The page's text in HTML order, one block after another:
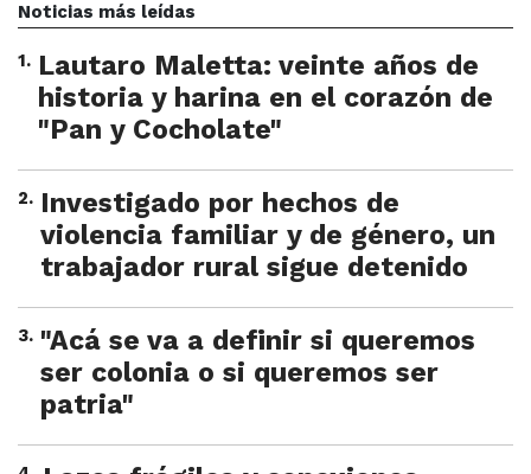
Noticias más leídas
1. Lautaro Maletta: veinte años de
historia y harina en el corazón de
"Pan y Cocholate"
2. Investigado por hechos de
violencia familiar y de género, un
trabajador rural sigue detenido
3. "Acá se va a definir si queremos
ser colonia o si queremos ser
patria"